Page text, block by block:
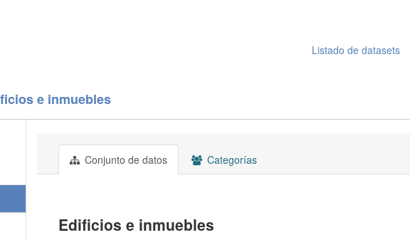
Listado de datasets
e inmuebles
Conjunto de datos Categorías
Edificios e inmuebles